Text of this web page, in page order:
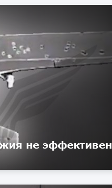
не эффективен